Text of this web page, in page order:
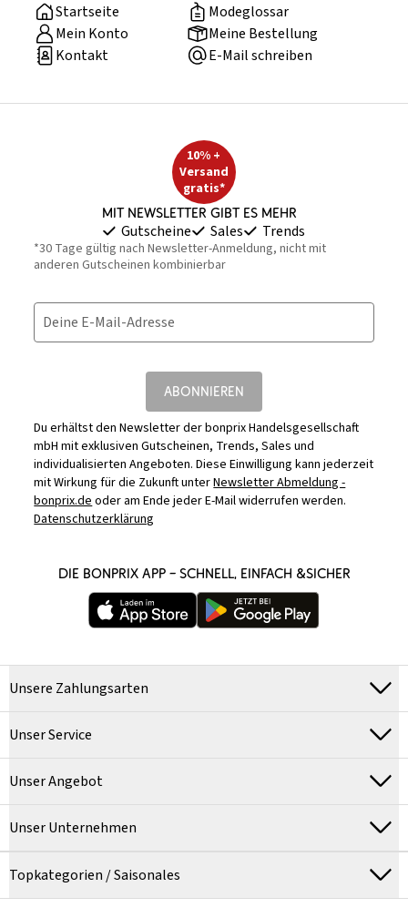
Startseite
Modeglossar
Mein Konto
Meine Bestellung
Kontakt
E-Mail schreiben
10% +
Versand
gratis*
Mit Newsletter gibt es mehr
Gutscheine Sales Trends
*30 Tage gültig nach Newsletter-Anmeldung, nicht mit
anderen Gutscheinen kombinierbar
Deine E-Mail-Adresse
ABONNIEREN
Du erhältst den Newsletter der bonprix Handelsgesellschaft
mbH mit exklusiven Gutscheinen, Trends, Sales und
individualisierten Angeboten. Diese Einwilligung kann jederzeit
mit Wirkung für die Zukunft unterNewsletter Abmeldung -
bonprix.deoder am Ende jeder E-Mail widerrufen werden.
Datenschutzerklärung
DIE BONPRIX APP – SCHNELL, EINFACH &SICHER
Unsere Zahlungsarten
Unser Service
Unser Angebot
Unser Unternehmen
Topkategorien / Saisonales